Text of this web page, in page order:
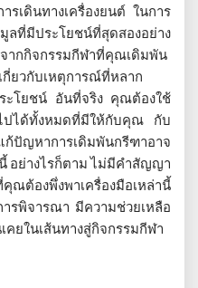
รเดินทางเครื่องยนต์ ในการ
มีประโยชน์ที่สุดสองอย่าง
ากกิจกรรมกีฬาที่คุณเดิมพัน
ยวกับเหตุการณ์ที่หลาก
ะโยชน์ อันที่จริง คุณต้องใช้
ไปได้ทั้งหมดที่มีให้กับคุณ กับ
ปัญหาการเดิมพันกรีฑาอาจ
อย่างไรก็ตาม ไม่มีคำสัญญา
องพึ่งพาเครื่องมือเหล่านี้
รพิจารณา มีความช่วยเหลือ
ยในเส้นทางสู่กิจกรรมกีฬา